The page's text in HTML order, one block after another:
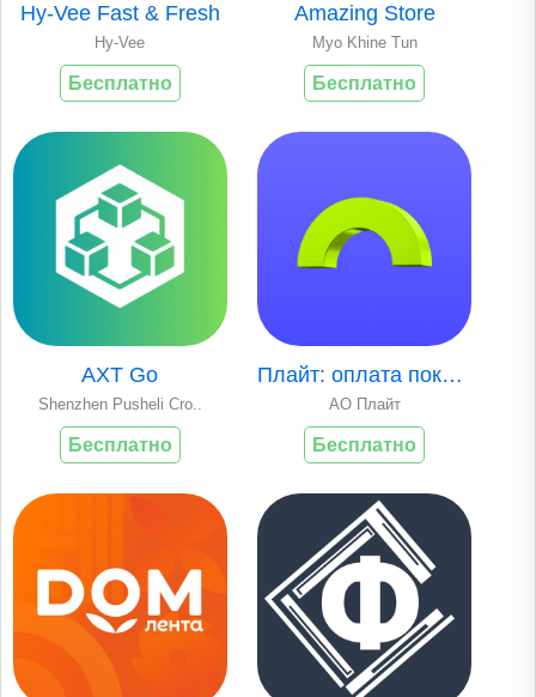
Hy-Vee Fast & Fresh
Hy-Vee
Бесплатно
Amazing Store
Myo Khine Tun
Бесплатно
AXT Go
Shenzhen Pusheli Cro..
Бесплатно
Плайт: оплата покупок частями
АО Плайт
Бесплатно